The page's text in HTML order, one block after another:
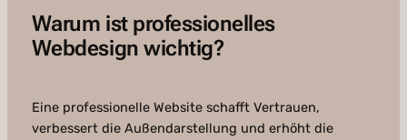
Warum ist professionelles
Webdesign wichtig?
Eine professionelle Website schafft Vertrauen,
verbessert die Außendarstellung und erhöht die